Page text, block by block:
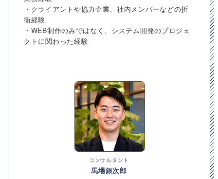
・クライアントや協力企業、社内メンバーなどの折
衝経験
・WEB制作のみではなく、システム開発のプロジェ
クトに関わった経験
コンサルタント
馬場銀次郎